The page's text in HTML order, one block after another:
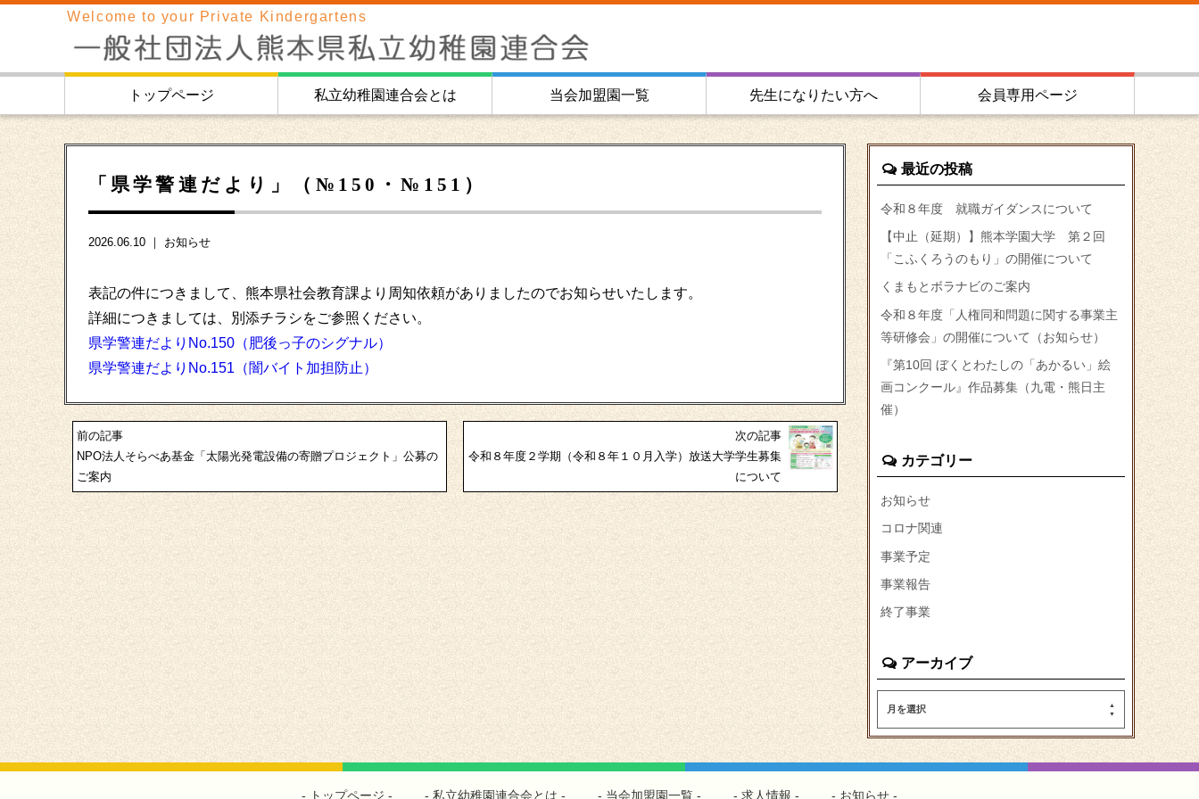
Welcome to your Private Kindergartens
トップページ 私立幼稚園連合会とは 当会加盟園一覧 先生になりたい方へ 会員専用ページ
「県学警連だより」（№150・№151）
2026.06.10 ｜ お知らせ
表記の件につきまして、熊本県社会教育課より周知依頼がありましたのでお知らせいたします。
詳細につきましては、別添チラシをご参照ください。
県学警連だよりNo.150（肥後っ子のシグナル）
県学警連だよりNo.151（闇バイト加担防止）
前の記事
NPO法人そらべあ基金「太陽光発電設備の寄贈プロジェクト」公募の
ご案内
次の記事
令和８年度２学期（令和８年１０月入学）放送大学学生募集
について
最近の投稿
令和８年度 就職ガイダンスについて
【中止（延期）】熊本学園大学 第２回
「こふくろうのもり」の開催について
くまもとボラナビのご案内
令和８年度「人権同和問題に関する事業主
等研修会」の開催について（お知らせ）
『第10回 ぼくとわたしの「あかるい」絵
画コンクール』作品募集（九電・熊日主
催）
カテゴリー
お知らせ
コロナ関連
事業予定
事業報告
終了事業
アーカイブ
月を選択
トップページ 私立幼稚園連合会とは 当会加盟園一覧 求人情報 お知らせ